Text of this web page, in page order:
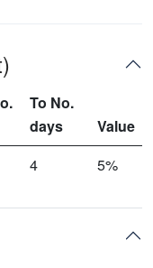
To No.
days
Value
4 5%